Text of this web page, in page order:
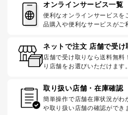
オンラインサービス一覧
便利なオンラインサービス
品購入や便利なサービスがご
ネットで注文 店舗で受け
店舗で受け取りなら送料無料
り店舗をお選びいただけます。
取り扱い店舗・在庫確認
簡単操作で店舗在庫状況がわ
や取り扱い店舗の確認ができ